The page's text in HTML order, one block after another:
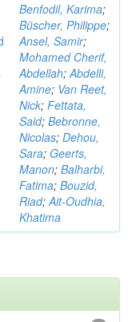
Benfodil, Karima;
Büscher, Philippe;
Ansel, Samir;
Mohamed Cherif,
Abdellah;Abdelli,
Amine; Van Reet,
Nick; Fettata,
Said; Bebronne,
Nicolas; Dehou,
Sara; Geerts,
Manon; Balharbi,
Fatima; Bouzid,
Riad;Ait-Oudhia,
Khatima